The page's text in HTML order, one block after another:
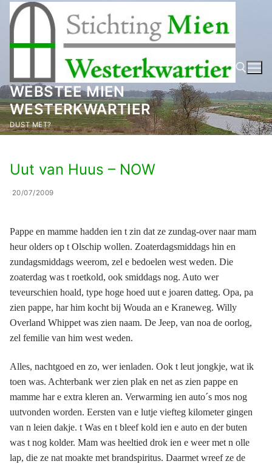
naar
inhoud
WEBSTEE MIEN
WESTERKWARTIER
DUST MET? Zoeken naar:
Uut van Huus – NOW
20/07/2009
Pappe en mamme hadden ien t zin dat ze zundag-over naar mam
heur olders op t Olschip wollen. Zoaterdagsmiddags hin en
zundagsmiddags weerom, zel e bedoelen west weden. Die
zoaterdag was t roetkold, ook smiddags nog. Auto wer
teveurschien hoald, type hoge hoed uut e joaren datteg. Opa, pa
zien pappe, har him kocht bij Wouda an e Kraneweg. Willy
Overland Whippet was zien naam. De Jeep, van noa de oorlog,
zel femilie van him west weden.
Alles, nachtgoed en zo, wer ienladen. Ook t leut jongkje, wat ik
toen was. Achterbank wer zien plak en net as zien pappe en
mamme har e extra kleren an. Verwarming ien auto´s mos nog
uutvonden worden. Eersten van e lutje viefteg kilometer gingen
van n leien dakje. t Was en t bleef kold ien e auto en der buten
was t nog kolder. Mam was heeltied drok ien e weer met n olle
lap, die ze nat moakte met brandspiritus. Daarmet wreef ze de